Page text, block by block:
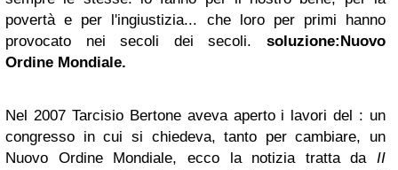
povertà e per l'ingiustizia... che loro per primi hanno
provocato nei secoli dei secoli. soluzione:Nuovo
Ordine Mondiale.
Nel 2007 Tarcisio Bertone aveva aperto i lavori del : un
congresso in cui si chiedeva, tanto per cambiare, un
Nuovo Ordine Mondiale, ecco la notizia tratta da II